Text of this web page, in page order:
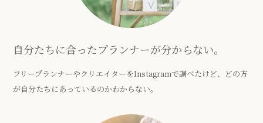
自分たちに合ったプランナーが分からない。
フリープランナーやクリエイターをInstagramで調べたけど、どの方
が自分たちにあっているのかわからない。